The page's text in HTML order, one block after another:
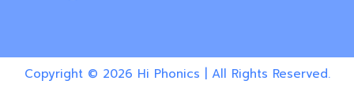
Copyright © 2026 Hi Phonics | All Rights Reserved.